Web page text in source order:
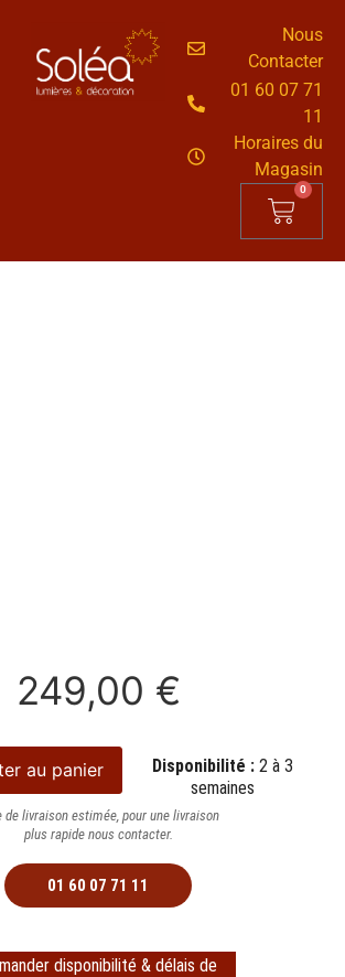
Nous
Contacter
01 60 07 71
11
Horaires du
Magasin
0
249,00 €
au panier Disponibilité : 2 à 3
semaines
de livraison estimée, pour une livraison
plus rapide nous contacter.
01 60 07 71 11
disponibilité & délais de